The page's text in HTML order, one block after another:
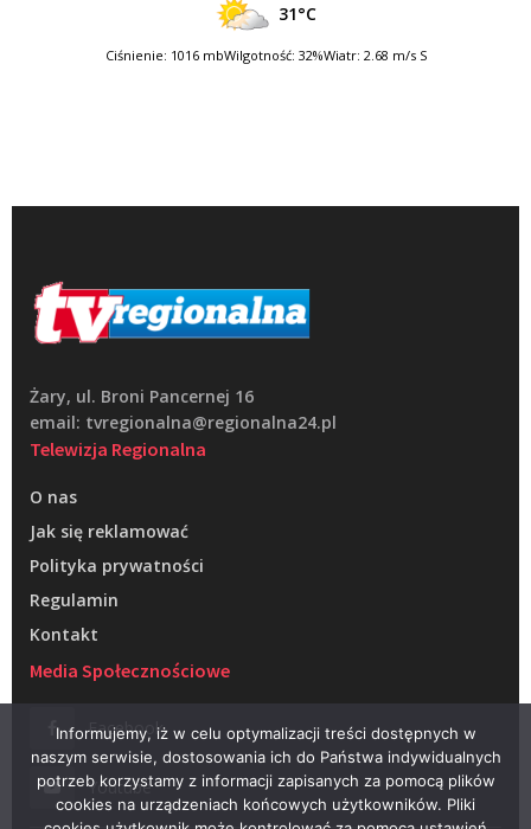
31°C
Ciśnienie: 1016 mbWilgotność: 32%Wiatr: 2.68 m/s S
Żary, ul. Broni Pancernej 16
email: tvregionalna@regionalna24.pl
Telewizja Regionalna
O nas
Jak się reklamować
Polityka prywatności
Regulamin
Kontakt
Media Społecznościowe
Facebook
Youtube
Informujemy, iż w celu optymalizacji treści dostępnych w
naszym serwisie, dostosowania ich do Państwa indywidualnych
potrzeb korzystamy z informacji zapisanych za pomocą plików
cookies na urządzeniach końcowych użytkowników. Pliki